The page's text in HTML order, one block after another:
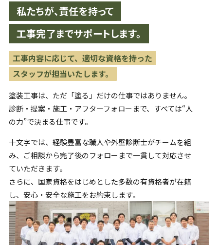
私たちが、責任を持って
工事完了までサポートします。
工事内容に応じて、適切な資格を持った
スタッフが担当いたします。
塗装工事は、ただ「塗る」だけの仕事ではありません。
診断・提案・施工・アフターフォローまで、すべては“人
の力”で決まる仕事です。
十文字では、経験豊富な職人や外壁診断士がチームを組
み、 ご相談から完了後のフォローまで一貫して対応させ
ていただきます。
さらに、国家資格をはじめとした多数の有資格者が在籍
し、 安心・安全な施工をお約束します。